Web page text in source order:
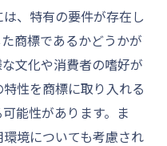
、特有の要件が存在し
商標であるかどうかが
文化や消費者の嗜好が
性を商標に取り入れる
能性があります。ま
境についても考慮され